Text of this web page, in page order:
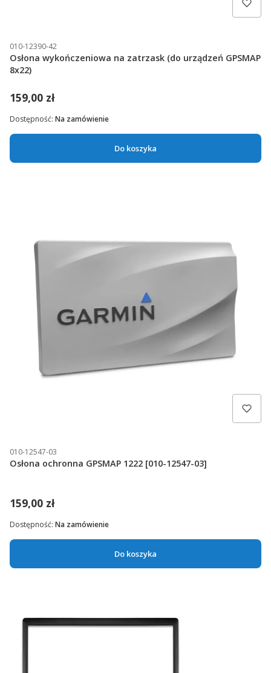
010-12390-42
Osłona wykończeniowa na zatrzask (do urządzeń GPSMAP
8x22)
159,00 zł
Do koszyka
Dostępność: Na zamówienie
010-12547-03
Osłona ochronna GPSMAP 1222 [010-12547-03]
159,00 zł
Do koszyka
Dostępność: Na zamówienie